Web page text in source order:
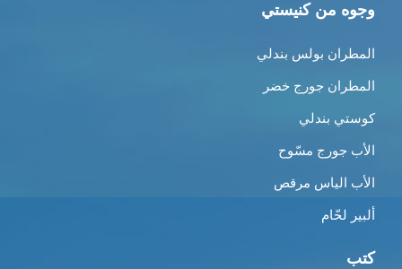
وجوه من كنيستي
المطران بولس بندلي
المطران جورج خضر
كوستي بندلي
الأب جورج مسّوح
الأب الياس مرقص
ألبير لحّام
كتب